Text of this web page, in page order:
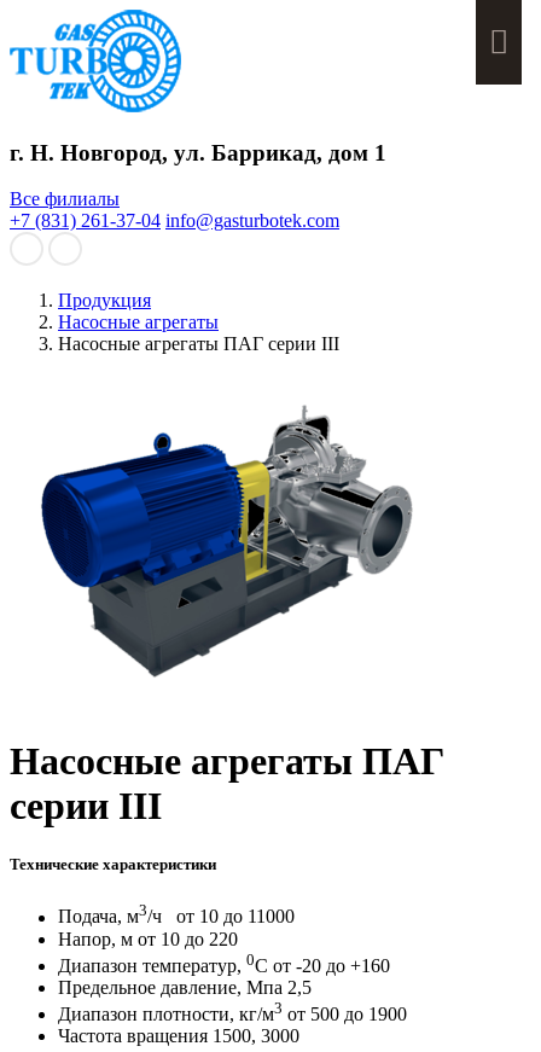
г. Н. Новгород, ул. Баррикад, дом 1
Все филиалы
+7 (831) 261-37-04 info@gasturbotek.com
Продукция
Насосные агрегаты
Насосные агрегаты ПАГ серии III
Насосные агрегаты ПАГ
серии III
Технические характеристики
Подача, м3/ч от 10 до 11000
Напор, м от 10 до 220
Диапазон температур, 0С от -20 до +160
Предельное давление, Мпа 2,5
Диапазон плотности, кг/м3 от 500 до 1900
Частота вращения 1500, 3000